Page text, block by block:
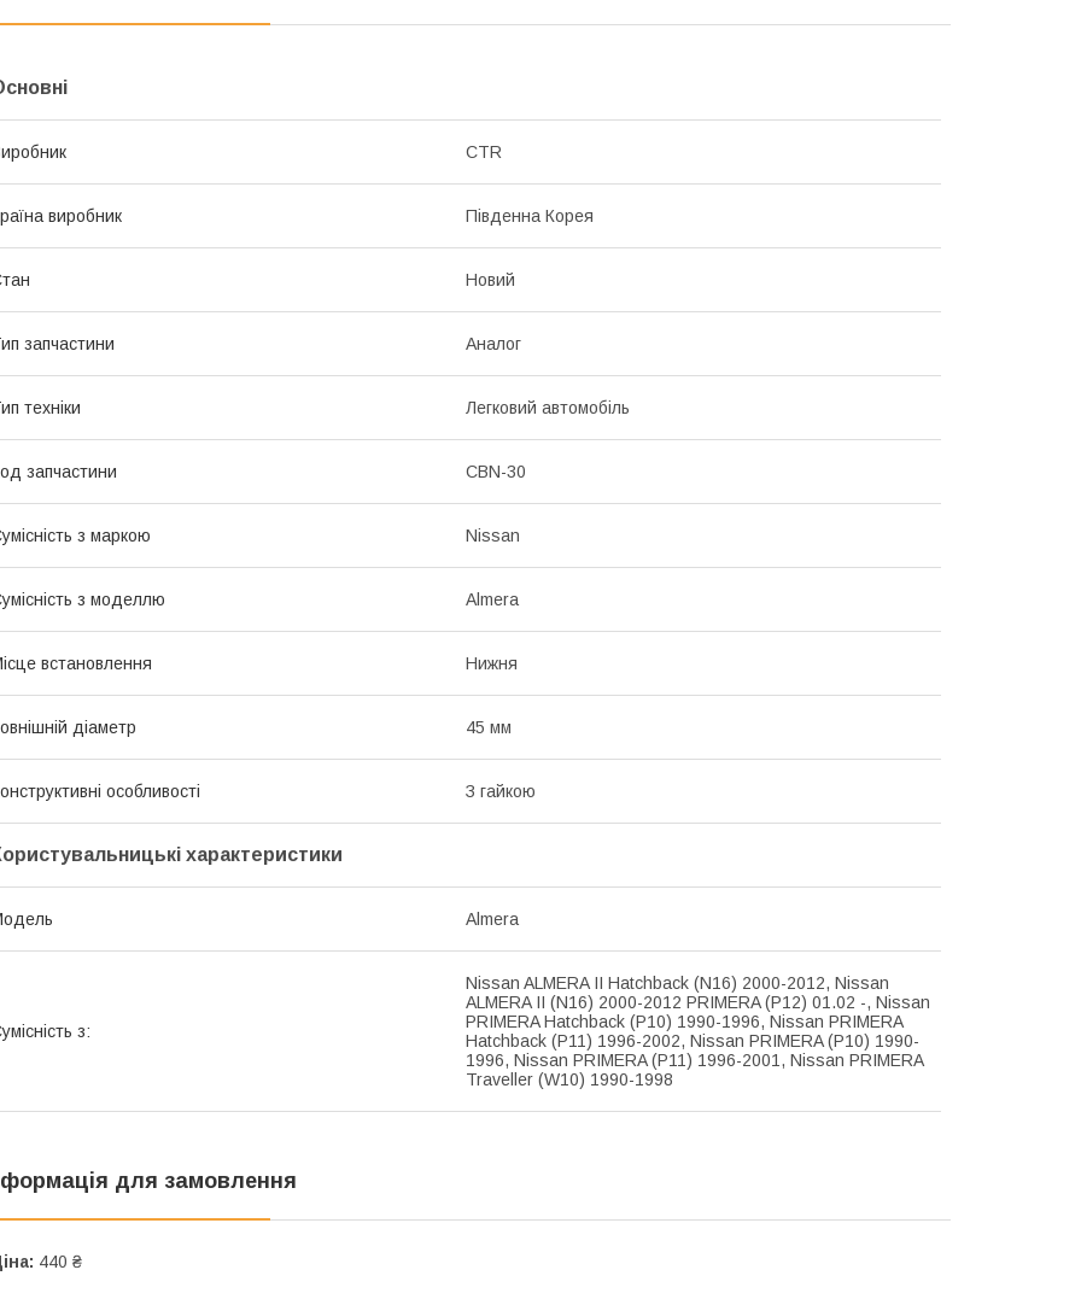
CTR
виробник Південна Корея
Новий
запчастини Аналог
техніки Легковий автомобіль
запчастини CBN-30
з маркою Nissan
з моделлю Almera
встановлення Нижня
діаметр 45 мм
особливості З гайкою
характеристики
Almera
з:
Nissan ALMERA II Hatchback (N16) 2000-2012, Nissan
ALMERA II (N16) 2000-2012 PRIMERA (P12) 01.02 -, Nissan
PRIMERA Hatchback (P10) 1990-1996, Nissan PRIMERA
Hatchback (P11) 1996-2002, Nissan PRIMERA (P10) 1990-
1996, Nissan PRIMERA (P11) 1996-2001, Nissan PRIMERA
Traveller (W10) 1990-1998
для замовлення
440 ₴